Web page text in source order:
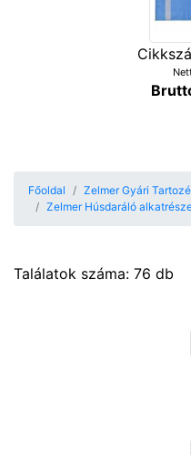
Főoldal
Zelmer Gyári
Zelmer Húsdaráló
Találatok száma: 76 db